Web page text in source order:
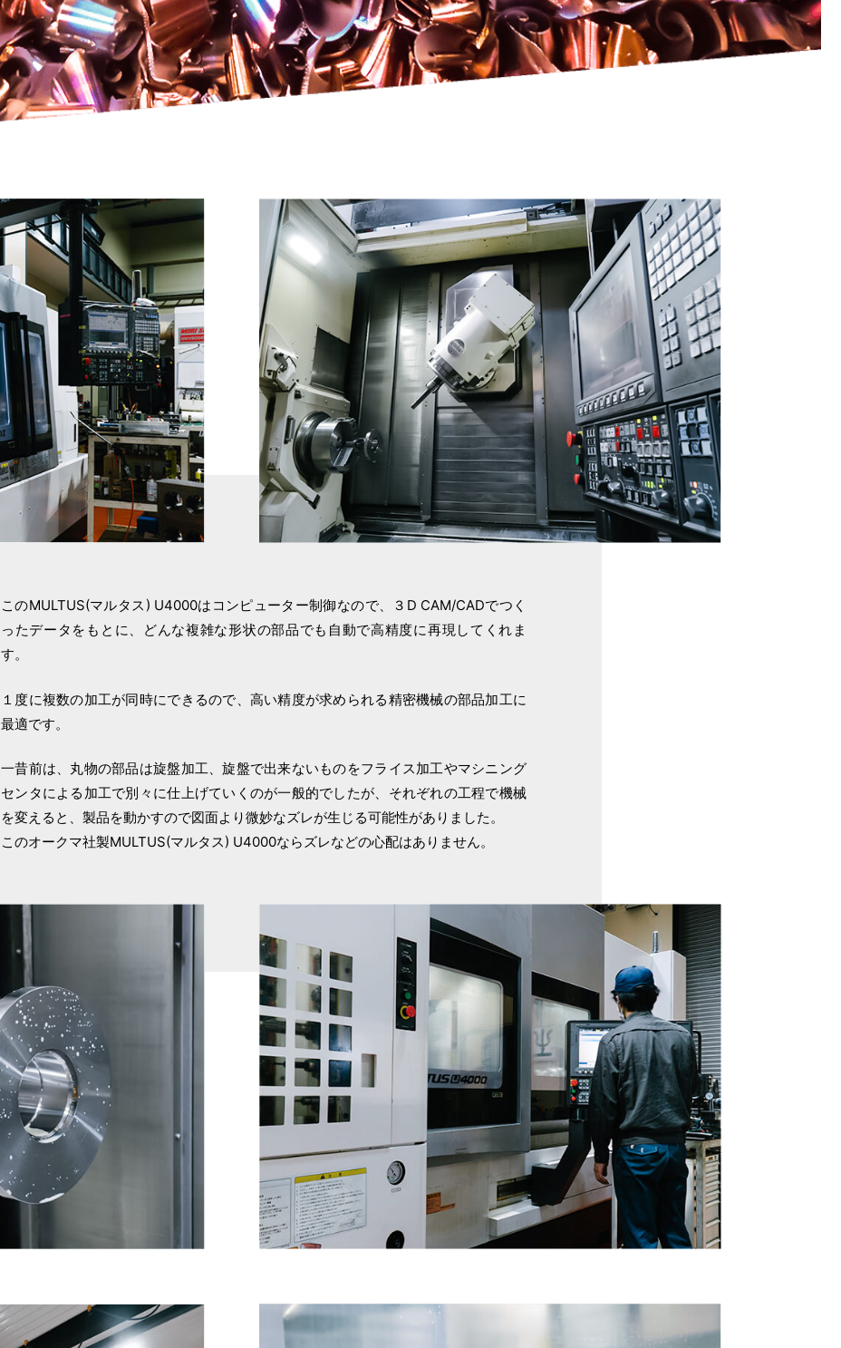
このMULTUS(マルタス) U4000はコンピューター制御なので、３D CAM/CADでつく
ったデータをもとに、どんな複雑な形状の部品でも自動で高精度に再現してくれま
す。
１度に複数の加工が同時にできるので、高い精度が求められる精密機械の部品加工に
最適です。
一昔前は、丸物の部品は旋盤加工、旋盤で出来ないものをフライス加工やマシニング
センタによる加工で別々に仕上げていくのが一般的でしたが、それぞれの工程で機械
を変えると、製品を動かすので図面より微妙なズレが生じる可能性がありました。
このオークマ社製MULTUS(マルタス) U4000ならズレなどの心配はありません。